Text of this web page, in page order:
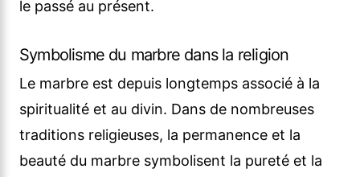
le passé au présent.
Symbolisme du marbre dans la religion
Le marbre est depuis longtemps associé à la
spiritualité et au divin. Dans de nombreuses
traditions religieuses, la permanence et la
beauté du marbre symbolisent la pureté et la